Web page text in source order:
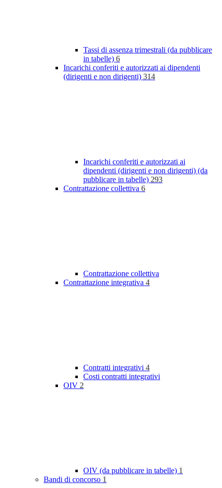
Tassi di assenza trimestrali (da pubblicare
in tabelle) 6
Incarichi conferiti e autorizzati ai dipendenti
(dirigenti e non dirigenti) 314
Incarichi conferiti e autorizzati ai
dipendenti (dirigenti e non dirigenti) (da
pubblicare in tabelle) 293
Contrattazione collettiva 6
Contrattazione collettiva
Contrattazione integrativa 4
Contratti integrativi 4
Costi contratti integrativi
OIV 2
OIV (da pubblicare in tabelle) 1
Bandi di concorso 1